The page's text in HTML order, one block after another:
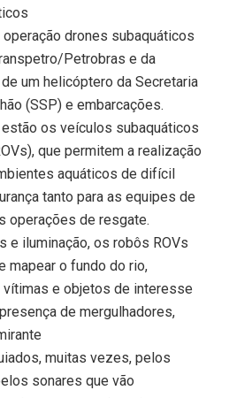
drones subaquáticos
Petrobras e da
um helicóptero da Secretaria
(SSP) e embarcações.
os veículos subaquáticos
que permitem a realização
aquáticos de difícil
tanto para as equipes de
operações de resgate.
e iluminação, os robôs ROVs
mapear o fundo do rio,
e objetos de interesse
de mergulhadores,
muitas vezes, pelos
sonares que vão